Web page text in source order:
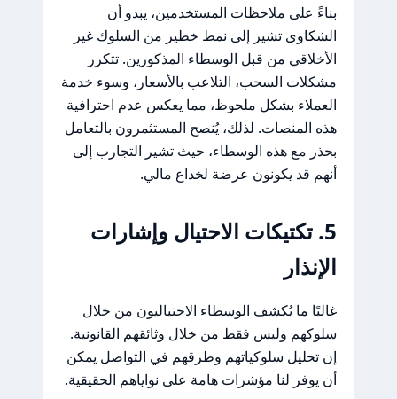
بناءً على ملاحظات المستخدمين، يبدو أن
الشكاوى تشير إلى نمط خطير من السلوك غير
الأخلاقي من قبل الوسطاء المذكورين. تتكرر
مشكلات السحب، التلاعب بالأسعار، وسوء خدمة
العملاء بشكل ملحوظ، مما يعكس عدم احترافية
هذه المنصات. لذلك، يُنصح المستثمرون بالتعامل
بحذر مع هذه الوسطاء، حيث تشير التجارب إلى
أنهم قد يكونون عرضة لخداع مالي.
5. تكتيكات الاحتيال وإشارات
الإنذار
غالبًا ما يُكشف الوسطاء الاحتياليون من خلال
سلوكهم وليس فقط من خلال وثائقهم القانونية.
إن تحليل سلوكياتهم وطرقهم في التواصل يمكن
أن يوفر لنا مؤشرات هامة على نواياهم الحقيقية.